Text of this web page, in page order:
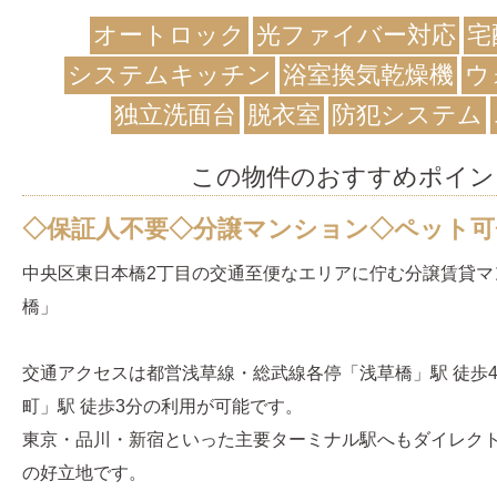
オートロック
光ファイバー対応
システムキッチン 浴室換気乾燥機
独立洗面台 脱衣室 防犯システム
この物件のおすすめポイ
◇保証人不要◇分譲マンション◇ペット
中央区東日本橋2丁目の交通至便なエリアに佇む分譲賃貸
橋」
交通アクセスは都営浅草線・総武線各停「浅草橋」駅 徒歩
町」駅 徒歩3分の利用が可能です。
東京・品川・新宿といった主要ターミナル駅へもダイレク
の好立地です。